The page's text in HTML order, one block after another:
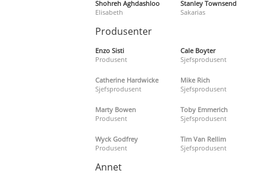
Shohreh Aghdashloo
Elisabeth
Stanley Townsend
Sakarias
Produsenter
Enzo Sisti
Produsent
Cale Boyter
Sjefsprodusent
Catherine Hardwicke
Sjefsprodusent
Mike Rich
Sjefsprodusent
Marty Bowen
Produsent
Toby Emmerich
Sjefsprodusent
Wyck Godfrey
Produsent
Tim Van Rellim
Sjefsprodusent
Annet